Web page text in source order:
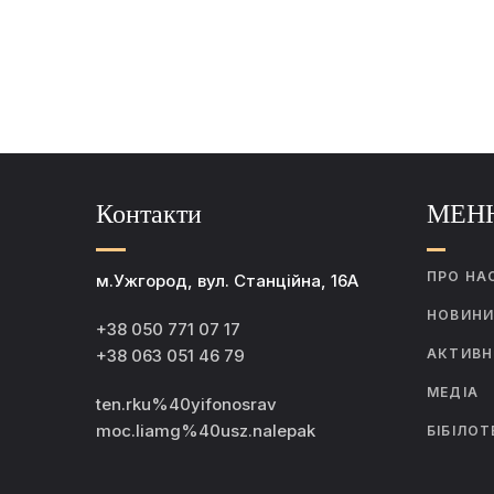
Контакти
м.Ужгород, вул. Станційна, 16А
+38 050 771 07 17
+38 063 051 46 79
ten.rku%40yifonosrav
moc.liamg%40usz.nalepak
ПРО
НОВИНИ
МЕДІА